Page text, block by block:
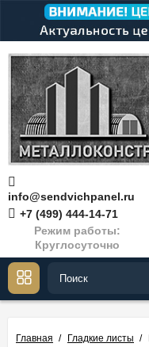
info@sendvichpanel.ru
+7 (499) 444-14-71
Режим работы:
Круглосуточно
Главная Гладкие листы